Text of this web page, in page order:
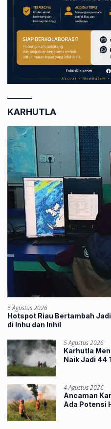
KARHUTLA
6 Agustus 2026
Hotspot Riau Bertambah
di Inhu dan Inhil
5 Agustus 2026
Karhutla
Naik Jadi 44
4 Agustus 2026
Ancaman
Ada Potensi